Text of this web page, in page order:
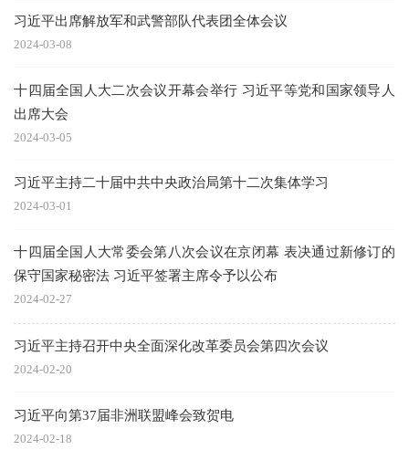
习近平出席解放军和武警部队代表团全体会议
2024-03-08
十四届全国人大二次会议开幕会举行 习近平等党和国家领导人
出席大会
2024-03-05
习近平主持二十届中共中央政治局第十二次集体学习
2024-03-01
十四届全国人大常委会第八次会议在京闭幕 表决通过新修订的
保守国家秘密法 习近平签署主席令予以公布
2024-02-27
习近平主持召开中央全面深化改革委员会第四次会议
2024-02-20
习近平向第37届非洲联盟峰会致贺电
2024-02-18